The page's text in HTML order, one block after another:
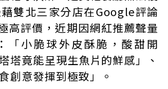
雙北三家分店在Google評論
高評價，近期因網紅推薦聲量
「小脆球外皮酥脆，酸甜開
塔竟能呈現生魚片的鮮感」、
創意發揮到極致」。